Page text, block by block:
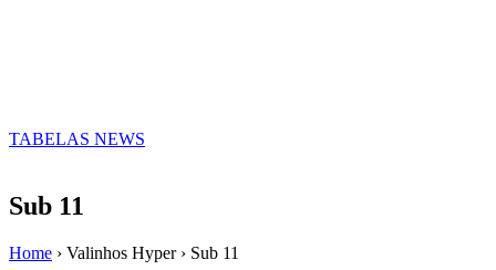
TABELAS NEWS
Sub 11
Home › Valinhos Hyper › Sub 11